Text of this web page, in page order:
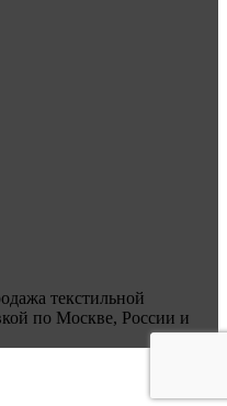
текстильной
по Москве, России и